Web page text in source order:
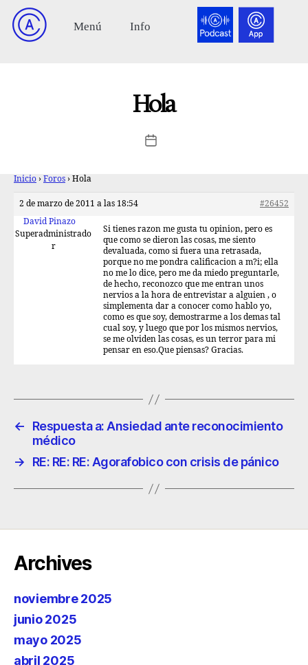
Hola
Inicio › Foros › Hola
2 de marzo de 2011 a las 18:54
#26452
David Pinazo
Superadministrado
r
Si tienes razon me gusta tu opinion, pero es
que como se dieron las cosas, me siento
devaluada, como si fuera una retrasada,
porque no me pondra calificacion a m?i; ella
no me lo dice, pero me da miedo preguntarle,
de hecho, reconozco que me entran unos
nervios a la hora de entrevistar a alguien , o
simplementa dar a conocer como hablo yo,
como es que soy, demostrarme a los demas tal
cual soy, y luego que por los mismos nervios,
se me olviden las cosas, es un terror para mi
pensar en eso.Que piensas? Gracias.
←
Respuesta a: Ansiedad ante reconocimiento
médico
→
RE: RE: RE: Agorafobico con crisis de pánico
Archives
noviembre 2025
junio 2025
mayo 2025
abril 2025